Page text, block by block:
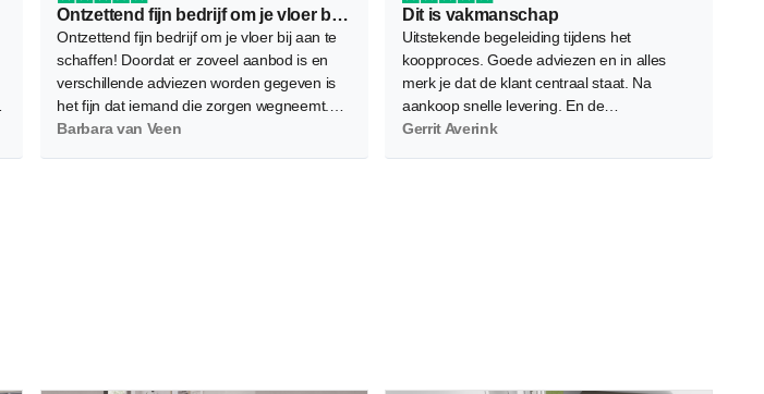
Ontzettend fijn bedrijf om je vloer bij…
Ontzettend fijn bedrijf om je vloer bij aan te
schaffen! Doordat er zoveel aanbod is en
verschillende adviezen worden gegeven is
het fijn dat iemand die zorgen wegneemt.
Als service kwam Marjolein met diverse
Barbara van Veen
Dit is vakmanschap
Uitstekende begeleiding tijdens het
koopproces. Goede adviezen en in alles
merk je dat de klant centraal staat. Na
aankoop snelle levering. En de
vloerenleggers bleken zeer vakbekwaam.
Gerrit Averink